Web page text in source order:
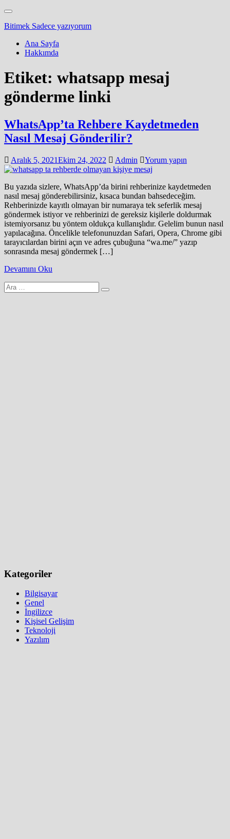
Skip
main
Toggle
navigation
Bitimek Sadece yazıyorum
Ana Sayfa
Hakkımda
Etiket: whatsapp mesaj
gönderme linki
WhatsApp’ta Rehbere Kaydetmeden
Nasıl Mesaj Gönderilir?
Aralık 5, 2021Ekim 24, 2022 Admin Yorum yapın
Bu yazıda sizlere, WhatsApp’da birini rehberinize kaydetmeden
nasıl mesaj gönderebilirsiniz, kısaca bundan bahsedeceğim.
Rehberinizde kayıtlı olmayan bir numaraya tek seferlik mesaj
göndermek istiyor ve rehberinizi de gereksiz kişilerle doldurmak
istemiyorsanız bu yöntem oldukça kullanışlıdır. Gelelim bunun nasıl
yapılacağına. Öncelikle telefonunuzdan Safari, Opera, Chrome gibi
tarayıcılardan birini açın ve adres çubuğuna “wa.me/” yazıp
sonrasında mesaj göndermek […]
Devamını Oku
Arama
yap:
Kategoriler
Bilgisayar
Genel
İngilizce
Kişisel Gelişim
Teknoloji
Yazılım